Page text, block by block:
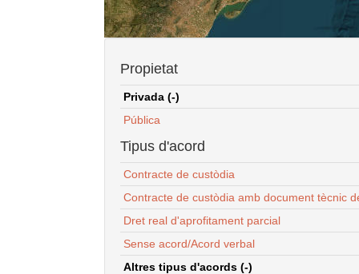
Propietat
Privada (-)
Pública
Tipus d'acord
Contracte de custòdia
Contracte de custòdia amb document tècnic
Dret real d'aprofitament parcial
Sense acord/Acord verbal
Altres tipus d'acords (-)